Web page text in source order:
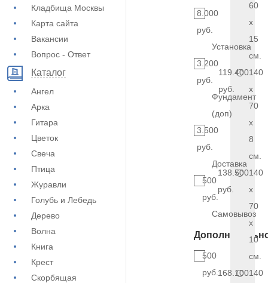
Кладбища Москвы
Карта сайта
Вакансии
Вопрос - Ответ
Каталог
Ангел
Арка
Гитара
Цветок
Свеча
Птица
Журавли
Голубь и Лебедь
Дерево
Волна
Книга
Крест
Скорбящая
8.000
руб.
Установка
3.200
руб.
Фундамент
(доп)
3.500
руб.
Доставка
500
руб.
Самовывоз
500
руб.
60
x
15
см.
119.400
руб.
140
x
70
x
8
см.
138.500
руб.
140
x
70
x
10
см.
168.100140